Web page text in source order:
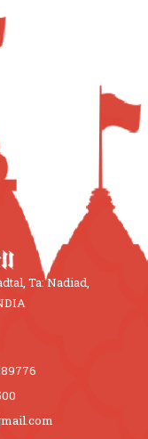
Ta: Nadiad,